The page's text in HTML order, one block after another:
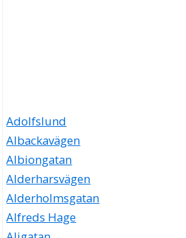
Adolfslund
Albackavägen
Albiongatan
Alderharsvägen
Alderholmsgatan
Alfreds Hage